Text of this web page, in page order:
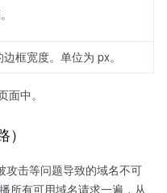
框宽度。单位为 px。
中。
）
攻击等问题导致的域名不可
所有可用域名请求一遍，从